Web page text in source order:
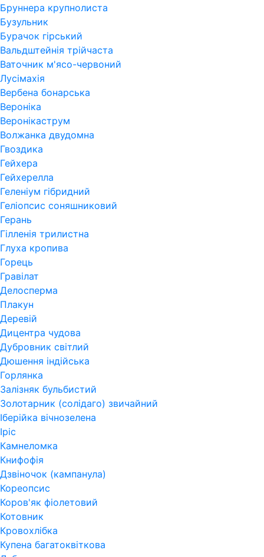
Бруннера крупнолиста
Бузульник
Бурачок гірський
Вальдштейнія трійчаста
Ваточник м'ясо-червоний
Лусімахія
Вербена бонарська
Вероніка
Веронікаструм
Волжанка двудомна
Гвоздика
Гейхера
Гейхерелла
Геленіум гібридний
Геліопсис соняшниковий
Герань
Гiлленiя трилистна
Глуха кропива
Горець
Гравілат
Делосперма
Плакун
Деревій
Дицентра чудова
Дубровник світлий
Дюшення індійська
Горлянка
Залізняк бульбистий
Золотарник (солідаго) звичайний
Іберійка вічнозелена
Іріс
Камнеломка
Книфофія
Дзвіночок (кампанула)
Кореопсис
Коров'як фіолетовий
Котовник
Кровохлібка
Купена багатоквіткова